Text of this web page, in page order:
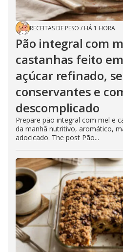
RECEITAS DE PESO / HÁ 1 HORA
Pão integral com
castanhas feito
açúcar refinado,
conservantes e
descomplicado
Prepare pão integral com mel e
da manhã nutritivo, aromático,
adocicado. The post Pão...